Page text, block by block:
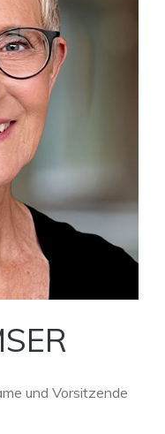
und Vorsitzende